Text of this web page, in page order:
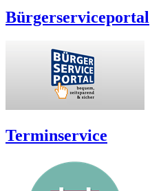
Bürgerserviceportal
Terminservice